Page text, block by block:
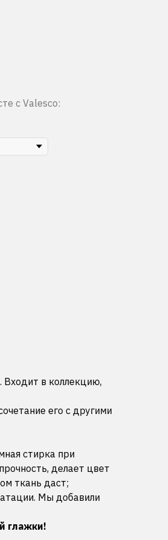
с Valesco:
Входит в коллекцию,
его с другими
стирка при
делает цвет
ткань даст;
Мы добавили
глажки!